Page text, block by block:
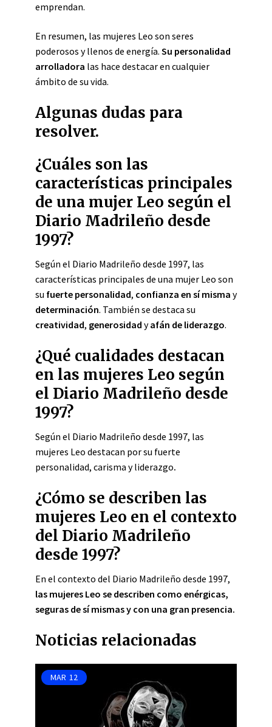
emprendan.
En resumen, las mujeres Leo son seres
poderosos y llenos de energía. Su personalidad
arrolladora las hace destacar en cualquier
ámbito de su vida.
Algunas dudas para
resolver.
¿Cuáles son las
características principales
de una mujer Leo según el
Diario Madrileño desde
1997?
Según el Diario Madrileño desde 1997, las
características principales de una mujer Leo son
su fuerte personalidad, confianza en sí misma y
determinación. También se destaca su
creatividad, generosidad yafán de liderazgo.
¿Qué cualidades destacan
en las mujeres Leo según
el Diario Madrileño desde
1997?
Según el Diario Madrileño desde 1997, las
mujeres Leo destacan por su fuerte
personalidad, carisma y liderazgo.
¿Cómo se describen las
mujeres Leo en el contexto
del Diario Madrileño
desde 1997?
En el contexto del Diario Madrileño desde 1997,
las mujeres Leo se describen como enérgicas,
seguras de sí mismas y con una gran presencia.
Noticias relacionadas
MAR 12